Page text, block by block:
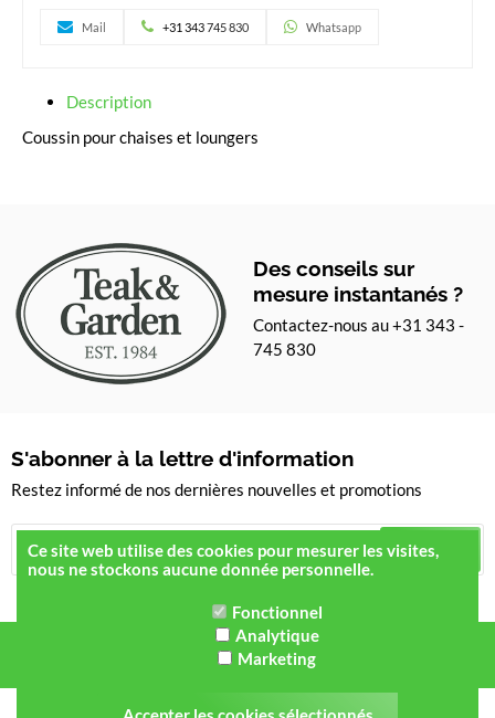
Mail +31 343 745 830 Whatsapp
Description
Coussin pour chaises et loungers
Des conseils sur
mesure instantanés ?
Contactez-nous au +31 343 -
745 830
S'abonner à la lettre d'information
Restez informé de nos dernières nouvelles et promotions
S'inscrire
Tous les montants s'entendent TVA comprise -
Ce site web utilise des cookies pour mesurer les visites,
nous ne stockons aucune donnée personnelle.
Fonctionnel
Analytique
Marketing